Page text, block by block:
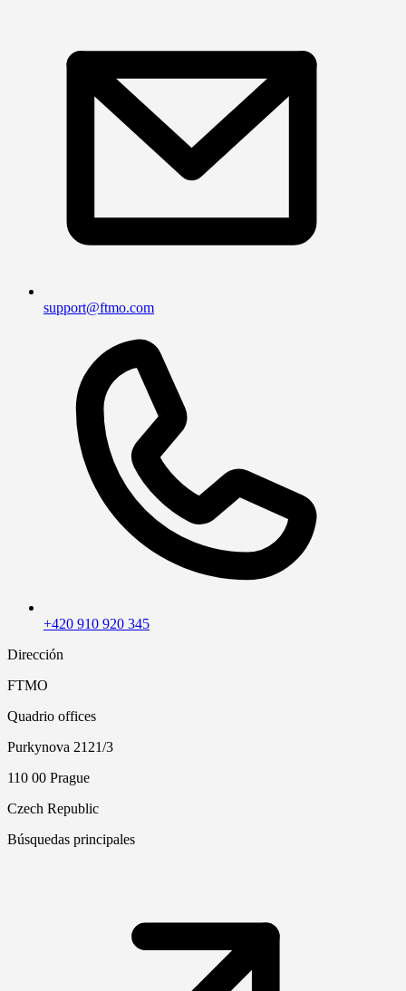
support@ftmo.com
+420 910 920 345
Dirección
FTMO
Quadrio offices
Purkynova 2121/3
110 00 Prague
Czech Republic
Búsquedas principales